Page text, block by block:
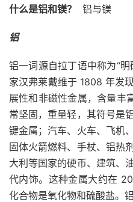
什么是铝和镁？ 铝与镁
铝
铝一词源自拉丁语中称为“
家汉弗莱戴维于 1808 年发
展性和非磁性金属，含量丰
常坚固，重量轻，其符号是
键金属；汽车、火车、飞机
固体火箭燃料、手杖、铝热
大利等国家的硬币、建筑、
代内饰。这种金属大约在
化合物是氧化物和硫酸盐。